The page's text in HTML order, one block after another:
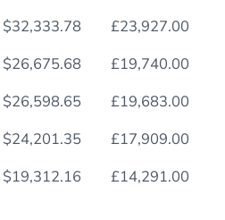
$32,333.78
£23,927.00
$26,675.68
£19,740.00
$26,598.65
£19,683.00
$24,201.35
£17,909.00
$19,312.16 £14,291.00